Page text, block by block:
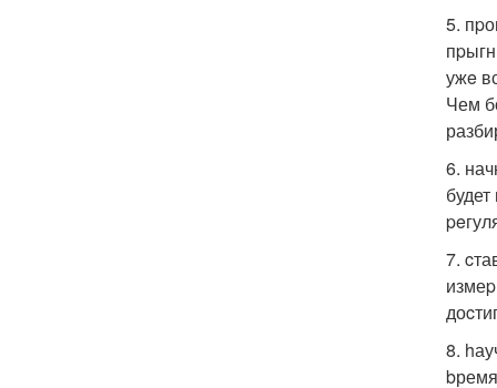
5.
ужe
Чем
6.
7.
8.